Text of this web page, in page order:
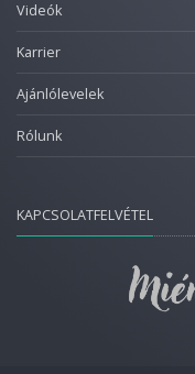
Videók
Karrier
Ajánlólevelek
Rólunk
KAPCSOLATFELVÉTEL